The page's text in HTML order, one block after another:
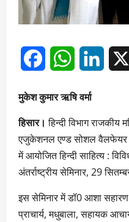
FacebookWhatsApp
मुकेश कुमार ऋषि वर्मा
हिसार। हिन्दी विभाग राजकीय
एजुकेशनल एण्ड सोशल वैलफेयर
में आयोजित हिन्दी साहित्य :
अंतर्राष्ट्रीय सेमिनार, 29
इस सेमिनार में डॉ0 आशा सहारण
प्राचार्य, मधुबाला, सहायक